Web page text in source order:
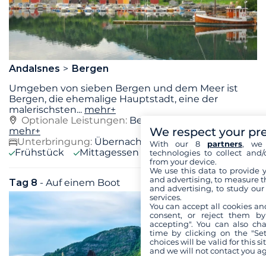
Andalsnes
Bergen
Umgeben von sieben Bergen und dem Meer ist
Bergen, die ehemalige Hauptstadt, eine der
malerischsten... mehr+
Optionale Leistungen: Besichtigung von Bergen,
mehr+
Unterbringung: Übernachtung auf dem Boot
Frühstück
Mittagessen Abendessen
Tag 8 - Auf einem Boot Do. 08 Oktober 2026
We respect your
With our 8 partners, we
technologies to collect
from your device.
We use this data to provide
and advertising, to measure
and advertising, to study
services.
You can accept all cookies
consent, or reject them
accepting". You can also
time by clicking on the
choices will be valid for this
and we will not contact you